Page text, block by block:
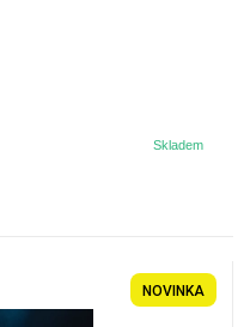
Skladem
NOVINKA